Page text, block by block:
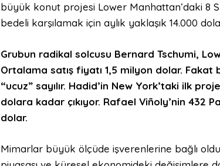
büyük konut projesi Lower Manhattan’daki 8
bedeli karşılamak için aylık yaklaşık 14.000
Grubun radikal solcusu Bernard Tschumi,
Ortalama satış fiyatı 1,5 milyon dolar.
“ucuz” sayılır. Hadid’in New York’taki ilk
dolara kadar çıkıyor. Rafael Viñoly’nin 432
dolar.
Mimarlar büyük ölçüde işverenlerine bağlı